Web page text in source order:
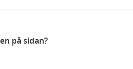
på sidan?